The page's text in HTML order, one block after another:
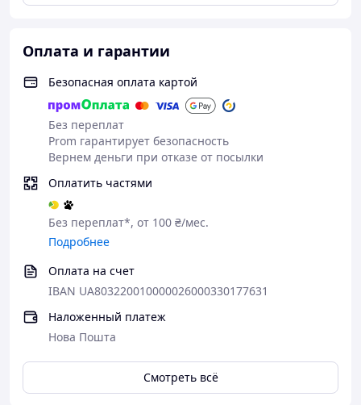
Гарантия на товар — 14 дней
Мы ценим ваш выбор и стремимся обеспечить вас
высококачественным обслуживанием. Все наши
Оплата и гарантии
Безопасная оплата картой
Без переплат
Prom гарантирует безопасность
Вернем деньги при отказе от посылки
Оплатить частями
Без переплат*, от 100 ₴/мес.
Подробнее
Оплата на счет
IBAN UA803220010000026000330177631
Наложенный платеж
Нова Пошта
Смотреть всё